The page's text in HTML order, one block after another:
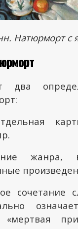
Натюрморт с
два
жанра,
сочетание
«мертвая